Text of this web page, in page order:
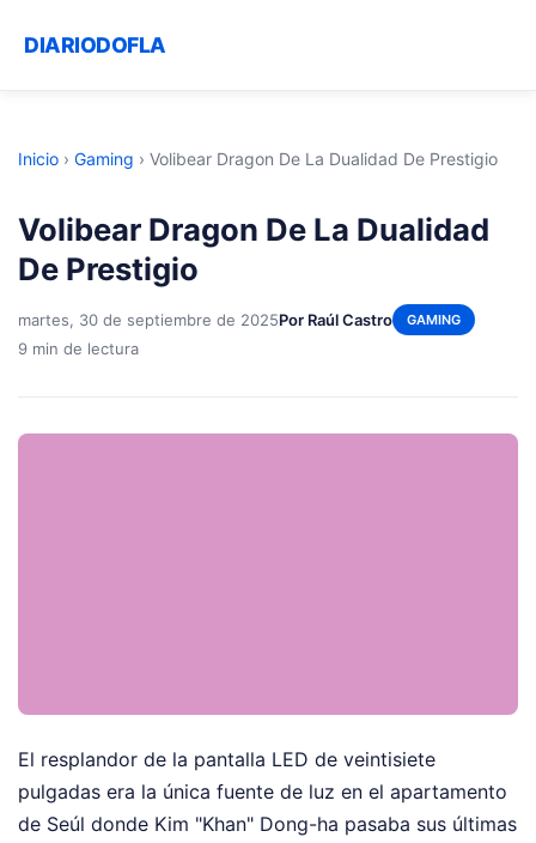
DIARIODOFLA
Inicio › Gaming › Volibear Dragon De La Dualidad De Prestigio
Volibear Dragon De La Dualidad
De Prestigio
martes, 30 de septiembre de 2025Por Raúl Castro GAMING
9 min de lectura
El resplandor de la pantalla LED de veintisiete
pulgadas era la única fuente de luz en el apartamento
de Seúl donde Kim "Khan" Dong-ha pasaba sus últimas